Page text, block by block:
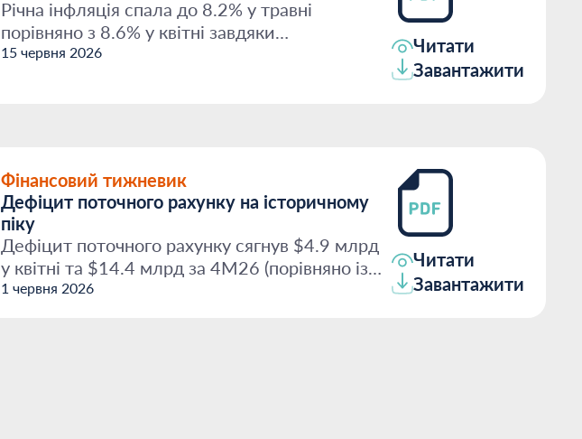
Річна інфляція спала до 8.2% у травні
порівняно з 8.6% у квітні завдяки
сповільненню цін на продукти...
15 червня 2026
Читати
Завантажити
Фінансовий тижневик
Дефіцит поточного рахунку на історичному
піку
Дефіцит поточного рахунку сягнув $4.9 млрд
у квітні та $14.4 млрд за 4М26 (порівняно із
$9.3 млрд за...
1 червня 2026
Читати
Завантажити